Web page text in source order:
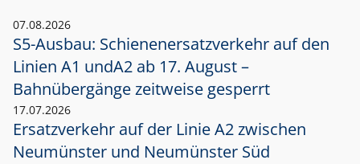
07.08.2026
S5-Ausbau: Schienenersatzverkehr auf den
Linien A1 undA2 ab 17. August –
Bahnübergänge zeitweise gesperrt
17.07.2026
Ersatzverkehr auf der Linie A2 zwischen
Neumünster und Neumünster Süd